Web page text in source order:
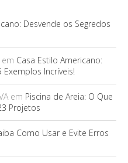
Desvende os Segredos
em Casa Estilo Americano:
Exemplos Incríveis!
em Piscina de Areia: O Que
Projetos
Como Usar e Evite Erros